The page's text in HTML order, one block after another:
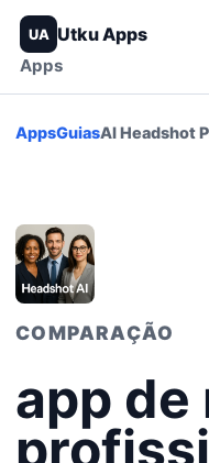
UA Utku Apps
Apps
AppsGuiasAI Headshot
COMPARAÇÃO
app